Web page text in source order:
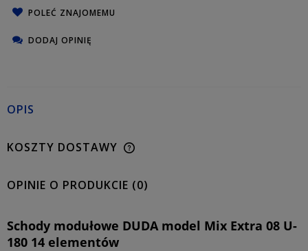
POLEĆ ZNAJOMEMU
DODAJ OPINIĘ
OPIS
KOSZTY DOSTAWY
OPINIE O PRODUKCIE (0)
Schody modułowe DUDA model Mix Extra 08 U-
180 14 elementów